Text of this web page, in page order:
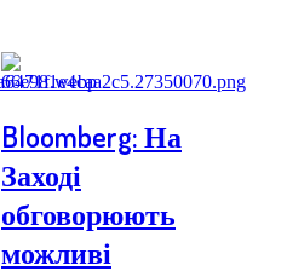
Bloomberg: На
Заході
обговорюють
можливі